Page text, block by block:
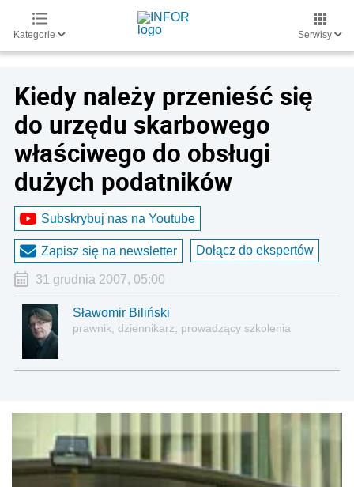
Kategorie Serwisy
Kiedy należy przenieść się
do urzędu skarbowego
właściwego do obsługi
dużych podatników
Subskrybuj nas na Youtube
Zapisz się na newsletter Dołącz do ekspertów
31 grudnia 2007, 05:00
Sławomir Biliński
prawnik, dziennikarz, prowadzący szkolenia